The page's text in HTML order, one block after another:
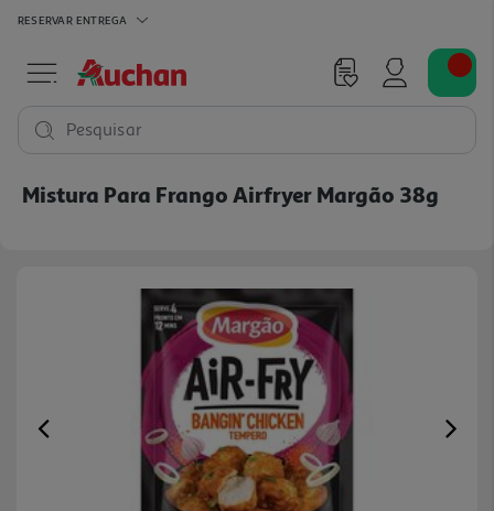
RESERVAR ENTREGA
Pesquisar
Mistura Para Frango Airfryer Margão 38g
Previous